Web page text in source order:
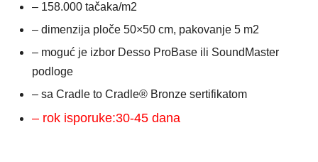
– 158.000 tačaka/m2
– dimenzija ploče 50×50 cm, pakovanje 5 m2
– moguć je izbor Desso ProBase ili SoundMaster
podloge
– sa Cradle to Cradle® Bronze sertifikatom
– rok isporuke:30-45 dana